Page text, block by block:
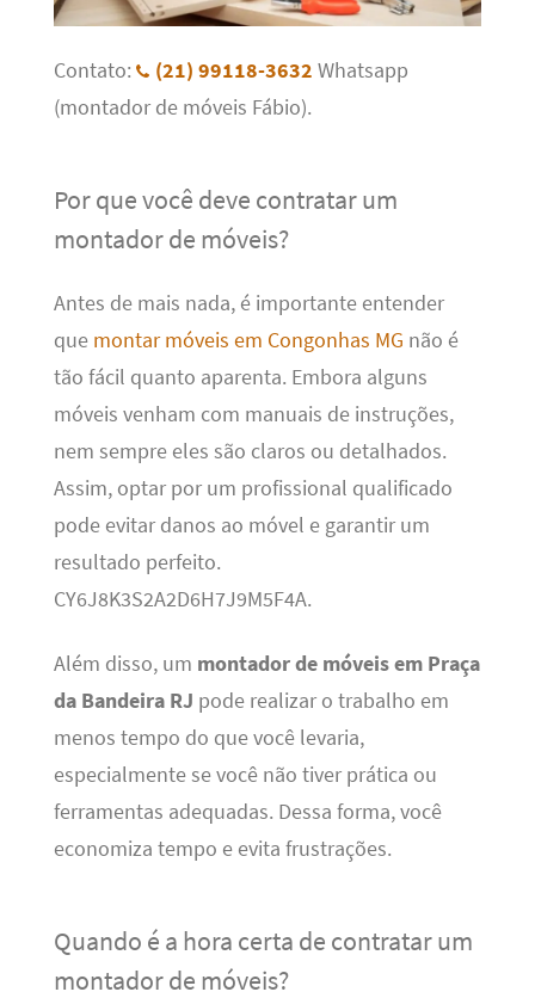
Contato: (21) 99118-3632 Whatsapp
(montador de móveis Fábio).
Por que você deve contratar um
montador de móveis?
Antes de mais nada, é importante entender
que montar móveis em Congonhas MG não é
tão fácil quanto aparenta. Embora alguns
móveis venham com manuais de instruções,
nem sempre eles são claros ou detalhados.
Assim, optar por um profissional qualificado
pode evitar danos ao móvel e garantir um
resultado perfeito.
CY6J8K3S2A2D6H7J9M5F4A.
Além disso, um montador de móveis em Praça
da Bandeira RJ pode realizar o trabalho em
menos tempo do que você levaria,
especialmente se você não tiver prática ou
ferramentas adequadas. Dessa forma, você
economiza tempo e evita frustrações.
Quando é a hora certa de contratar um
montador de móveis?